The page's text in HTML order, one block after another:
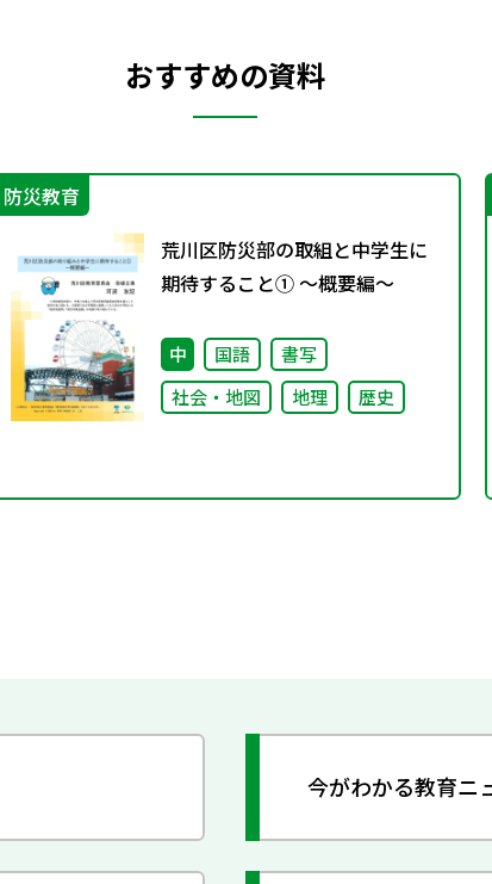
おすすめの資料
防災教育
荒川区防災部の取組と中学生に
期待すること① ～概要編～
中 国語
書写
社会・地図
地理 歴史
今がわかる教育ニ